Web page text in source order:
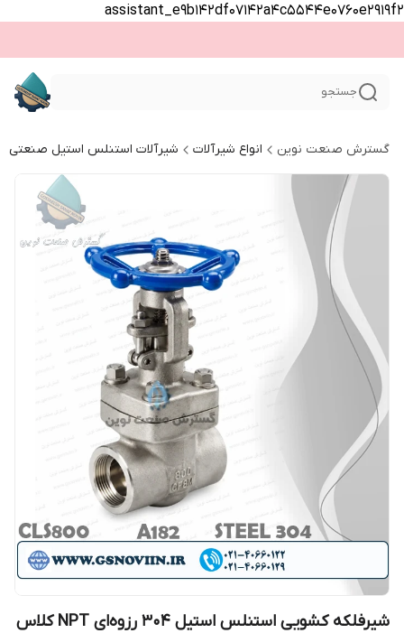
assistant_e9b142df07142a4c5544e0760e2919f2
جستجو
گسترش صنعت نوین انواع شیرآلات شیرآلات استنلس استیل صنعتی
شیرفلکه کشویی استنلس استیل 304 رزوه‌ای NPT کلاس